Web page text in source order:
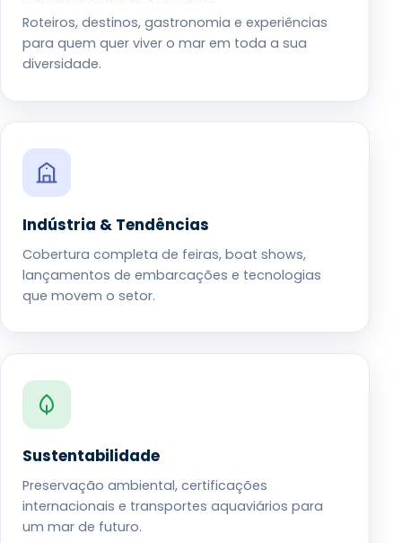
Roteiros, destinos, gastronomia e experiências
para quem quer viver o mar em toda a sua
diversidade.
Indústria & Tendências
Cobertura completa de feiras, boat shows,
lançamentos de embarcações e tecnologias
que movem o setor.
Sustentabilidade
Preservação ambiental, certificações
internacionais e transportes aquaviários para
um mar de futuro.